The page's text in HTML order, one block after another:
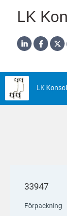
LK
LK
33947
Förpackning